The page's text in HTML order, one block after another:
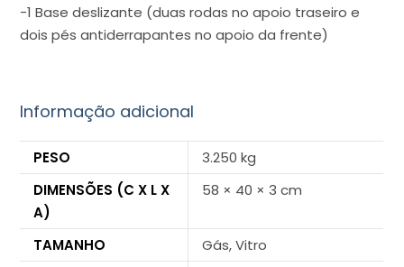
-1 Base deslizante (duas rodas no apoio traseiro e
dois pés antiderrapantes no apoio da frente)
Informação adicional
PESO
3.250 kg
DIMENSÕES (C X L X
A)
58 × 40 × 3 cm
TAMANHO
Gás, Vitro